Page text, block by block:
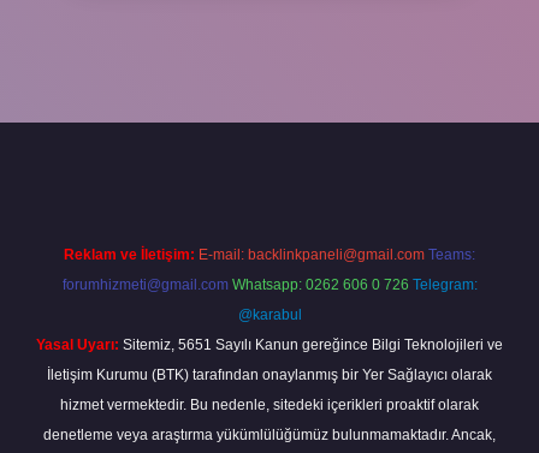
Reklam ve İletişim: E-mail: backlinkpaneli@gmail.com Teams:
forumhizmeti@gmail.com Whatsapp: 0262 606 0 726 Telegram:
@karabul
Yasal Uyarı: Sitemiz, 5651 Sayılı Kanun gereğince Bilgi Teknolojileri ve
İletişim Kurumu (BTK) tarafından onaylanmış bir Yer Sağlayıcı olarak
hizmet vermektedir. Bu nedenle, sitedeki içerikleri proaktif olarak
denetleme veya araştırma yükümlülüğümüz bulunmamaktadır. Ancak,